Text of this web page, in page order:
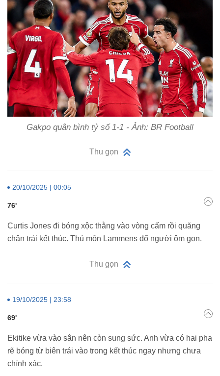
Gakpo quân bình tỷ số 1-1 - Ảnh: BR Football
Thu gọn
20/10/2025 | 00:05
76'
Curtis Jones đi bóng xộc thằng vào vòng cấm rồi quăng
chân trái kết thúc. Thủ môn Lammens đổ người ôm gọn.
Thu gọn
19/10/2025 | 23:58
69'
Ekitike vừa vào sân nên còn sung sức. Anh vừa có hai pha
rẽ bóng từ biên trái vào trong kết thúc ngay nhưng chưa
chính xác.